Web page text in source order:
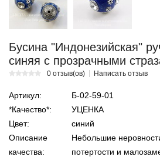
Бусина "Индонезийская"
синяя с прозрачными
0 отзыв(ов) Написать отзыв
Артикул:
Б-02-59-01
*Качество*:
УЦЕНКА
Цвет:
синий
Описание
качества:
Небольшие
потертости и